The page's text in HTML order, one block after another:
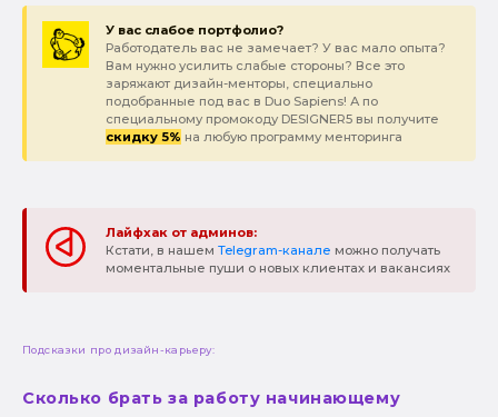
У вас слабое портфолио?
Работодатель вас не замечает? У вас мало опыта?
Вам нужно усилить слабые стороны? Все это
заряжают дизайн-менторы, специально
подобранные под вас в Duo Sapiens! А по
специальному промокоду DESIGNER5 вы получите
скидку 5% на любую программу менторинга
Лайфхак от админов:
Кстати, в нашем Telegram-канале можно получать
моментальные пуши о новых клиентах и вакансиях
Подсказки про дизайн-карьеру:
Сколько брать за работу начинающему